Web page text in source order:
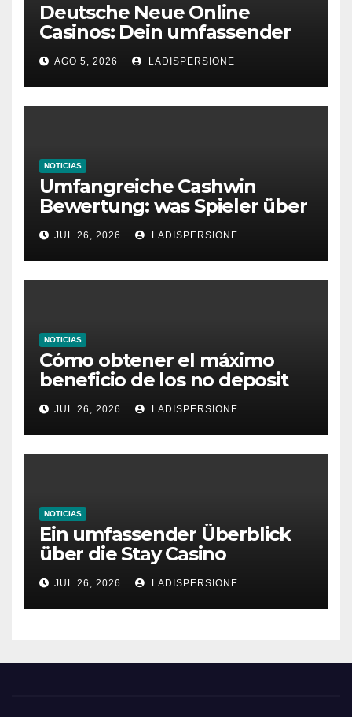
Deutsche Neue Online
Casinos: Dein umfassender
Ratgeber für moderne
Glücksspielplattformen
AGO 5, 2026 LADISPERSIONE
NOTICIAS
Umfangreiche Cashwin
Bewertung: was Spieler über
dieses Casino denken
JUL 26, 2026 LADISPERSIONE
NOTICIAS
Cómo obtener el máximo
beneficio de los no deposit
bonus codes de roby casino
JUL 26, 2026 LADISPERSIONE
NOTICIAS
Ein umfassender Überblick
über die Stay Casino
Bonusbedingungen
JUL 26, 2026 LADISPERSIONE